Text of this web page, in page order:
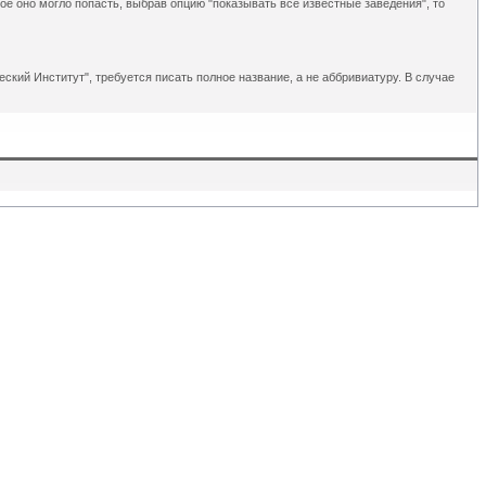
оно могло попасть, выбрав опцию "показывать все известные заведения", то
Институт", требуется писать полное название, а не аббривиатуру. В случае